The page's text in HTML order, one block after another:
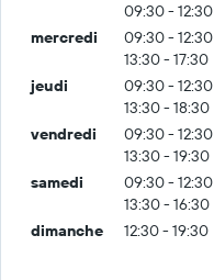
09:30 - 12:30
mercredi
09:30 - 12:30
13:30 - 17:30
jeudi
09:30 - 12:30
13:30 - 18:30
vendredi
09:30 - 12:30
13:30 - 19:30
samedi
09:30 - 12:30
13:30 - 16:30
dimanche
12:30 - 19:30